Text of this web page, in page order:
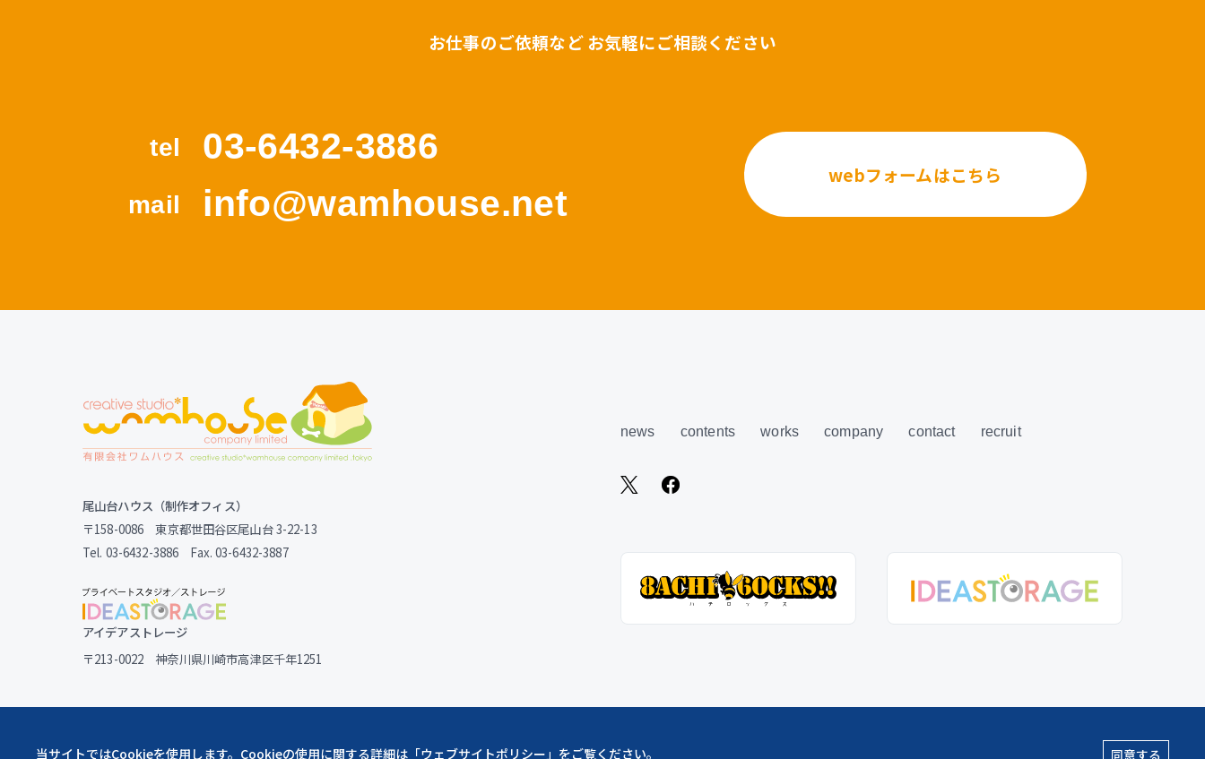
お仕事のご依頼など お気軽にご相談ください
tel 03-6432-3886
mail info@wamhouse.net
webフォームはこちら
尾山台ハウス（制作オフィス）
〒158-0086 東京都世田谷区尾山台 3-22-13
Tel. 03-6432-3886 Fax. 03-6432-3887
アイデアストレージ
〒213-0022 神奈川県川崎市高津区千年1251
news contents works company contact recruit
同意する
当サイトではCookieを使用します。Cookieの使用に関する詳細は「ウェブサイトポリシー」をご覧ください。